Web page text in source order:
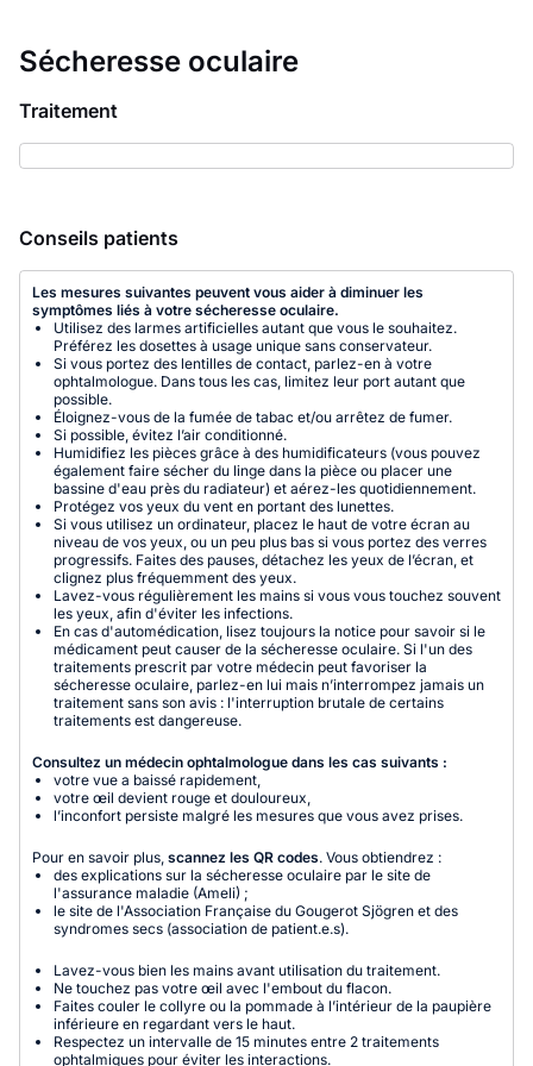
Sécheresse oculaire
Traitement
Conseils patients
Les mesures suivantes peuvent vous aider à diminuer les
symptômes liés à votre sécheresse oculaire.
Utilisez des larmes artificielles autant que vous le souhaitez.
Préférez les dosettes à usage unique sans conservateur.
Si vous portez des lentilles de contact, parlez-en à votre
ophtalmologue. Dans tous les cas, limitez leur port autant que
possible.
Éloignez-vous de la fumée de tabac et/ou arrêtez de fumer.
Si possible, évitez l’air conditionné.
Humidifiez les pièces grâce à des humidificateurs (vous pouvez
également faire sécher du linge dans la pièce ou placer une
bassine d'eau près du radiateur) et aérez-les quotidiennement.
Protégez vos yeux du vent en portant des lunettes.
Si vous utilisez un ordinateur, placez le haut de votre écran au
niveau de vos yeux, ou un peu plus bas si vous portez des verres
progressifs. Faites des pauses, détachez les yeux de l’écran, et
clignez plus fréquemment des yeux.
Lavez-vous régulièrement les mains si vous vous touchez souvent
les yeux, afin d'éviter les infections.
En cas d'automédication, lisez toujours la notice pour savoir si le
médicament peut causer de la sécheresse oculaire. Si l'un des
traitements prescrit par votre médecin peut favoriser la
sécheresse oculaire, parlez-en lui mais n’interrompez jamais un
traitement sans son avis : l'interruption brutale de certains
traitements est dangereuse.
Consultez un médecin ophtalmologue dans les cas suivants :
votre vue a baissé rapidement,
votre œil devient rouge et douloureux,
l’inconfort persiste malgré les mesures que vous avez prises.
Pour en savoir plus, scannez les QR codes. Vous obtiendrez :
des explications sur la sécheresse oculaire par le site de
l'assurance maladie (Ameli) ;
le site de l'Association Française du Gougerot Sjögren et des
syndromes secs (association de patient.e.s).‍
Lavez-vous bien les mains avant utilisation du traitement.
Ne touchez pas votre œil avec l'embout du flacon.
Faites couler le collyre ou la pommade à l’intérieur de la paupière
inférieure en regardant vers le haut.
Respectez un intervalle de 15 minutes entre 2 traitements
ophtalmiques pour éviter les interactions.